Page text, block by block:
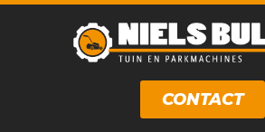
CONTACT